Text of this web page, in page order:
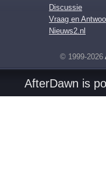
Discussie
Vraag en
Nieuws2.nl
© 1999-2026
AfterDawn is